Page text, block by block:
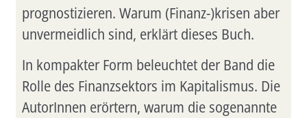
prognostizieren. Warum (Finanz-)krisen aber
unvermeidlich sind, erklärt dieses Buch.
In kompakter Form beleuchtet der Band die
Rolle des Finanzsektors im Kapitalismus. Die
AutorInnen erörtern, warum die sogenannte